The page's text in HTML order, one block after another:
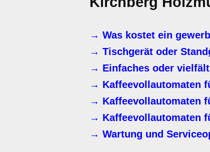
→ Was kostet ein
→ Tischgerät oder
→ Einfaches oder
→ Kaffeevollautomaten
→ Kaffeevollautomaten
→ Kaffeevollautomaten
→ Wartung und